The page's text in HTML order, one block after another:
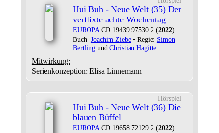
Hui Buh - Neue Welt (35) Der
verflixte achte Wochentag
EUROPACD 19439 97530 2 (2022)
Buch: Joachim Ziebe• Regie: Simon
Bertlingund Christian Hagitte
Mitwirkung:
Serienkonzeption: Elisa Linnemann
Hörspiel
Hui Buh - Neue Welt (36) Die
blauen Büffel
EUROPACD 19658 72129 2 (2022)